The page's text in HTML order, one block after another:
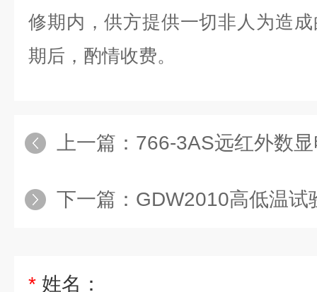
修期内，供方提供一切非人为造
期后，酌情收费。
上一篇： 766-3AS远红外数显电热
下一篇： GDW2010高低温试验
* 姓名：